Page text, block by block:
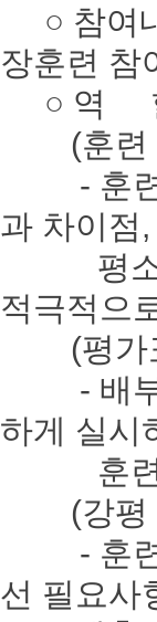
○ 참여
장훈련 참
○ 역
(훈련
- 훈련
과 차이점
평소 생
적극적으
(평가
- 배부
하게 실시
훈련
(강평
- 훈련결
선 필요사